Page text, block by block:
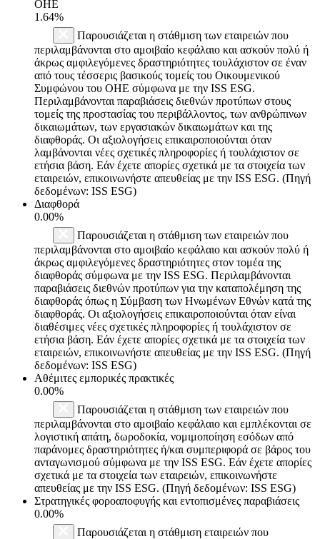
ΟΗΕ
1.64%
Παρουσιάζεται η στάθμιση των εταιρειών που
περιλαμβάνονται στο αμοιβαίο κεφάλαιο και ασκούν πολύ ή
άκρως αμφιλεγόμενες δραστηριότητες τουλάχιστον σε έναν
από τους τέσσερις βασικούς τομείς του Οικουμενικού
Συμφώνου του ΟΗΕ σύμφωνα με την ISS ESG.
Περιλαμβάνονται παραβιάσεις διεθνών προτύπων στους
τομείς της προστασίας του περιβάλλοντος, των ανθρώπινων
δικαιωμάτων, των εργασιακών δικαιωμάτων και της
διαφθοράς. Οι αξιολογήσεις επικαιροποιούνται όταν
λαμβάνονται νέες σχετικές πληροφορίες ή τουλάχιστον σε
ετήσια βάση. Εάν έχετε απορίες σχετικά με τα στοιχεία των
εταιρειών, επικοινωνήστε απευθείας με την ISS ESG. (Πηγή
δεδομένων: ISS ESG)
Διαφθορά
0.00%
Παρουσιάζεται η στάθμιση των εταιρειών που
περιλαμβάνονται στο αμοιβαίο κεφάλαιο και ασκούν πολύ ή
άκρως αμφιλεγόμενες δραστηριότητες στον τομέα της
διαφθοράς σύμφωνα με την ISS ESG. Περιλαμβάνονται
παραβιάσεις διεθνών προτύπων για την καταπολέμηση της
διαφθοράς όπως η Σύμβαση των Ηνωμένων Εθνών κατά της
διαφθοράς. Οι αξιολογήσεις επικαιροποιούνται όταν είναι
διαθέσιμες νέες σχετικές πληροφορίες ή τουλάχιστον σε
ετήσια βάση. Εάν έχετε απορίες σχετικά με τα στοιχεία των
εταιρειών, επικοινωνήστε απευθείας με την ISS ESG. (Πηγή
δεδομένων: ISS ESG)
Αθέμιτες εμπορικές πρακτικές
0.00%
Παρουσιάζεται η στάθμιση των εταιρειών που
περιλαμβάνονται στο αμοιβαίο κεφάλαιο και εμπλέκονται σε
λογιστική απάτη, δωροδοκία, νομιμοποίηση εσόδων από
παράνομες δραστηριότητες ή/και συμπεριφορά σε βάρος του
ανταγωνισμού σύμφωνα με την ISS ESG. Εάν έχετε απορίες
σχετικά με τα στοιχεία των εταιρειών, επικοινωνήστε
απευθείας με την ISS ESG. (Πηγή δεδομένων: ISS ESG)
Στρατηγικές φοροαποφυγής και εντοπισμένες παραβιάσεις
0.00%
Παρουσιάζεται η στάθμιση εταιρειών που